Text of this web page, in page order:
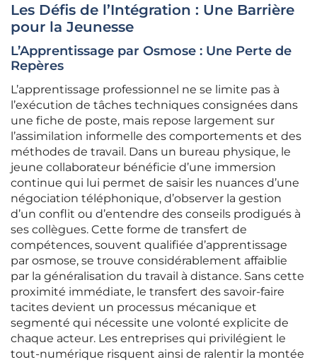
Les Défis de l’Intégration : Une Barrière
pour la Jeunesse
L’Apprentissage par Osmose : Une Perte de
Repères
L’apprentissage professionnel ne se limite pas à
l’exécution de tâches techniques consignées dans
une fiche de poste, mais repose largement sur
l’assimilation informelle des comportements et des
méthodes de travail. Dans un bureau physique, le
jeune collaborateur bénéficie d’une immersion
continue qui lui permet de saisir les nuances d’une
négociation téléphonique, d’observer la gestion
d’un conflit ou d’entendre des conseils prodigués à
ses collègues. Cette forme de transfert de
compétences, souvent qualifiée d’apprentissage
par osmose, se trouve considérablement affaiblie
par la généralisation du travail à distance. Sans cette
proximité immédiate, le transfert des savoir-faire
tacites devient un processus mécanique et
segmenté qui nécessite une volonté explicite de
chaque acteur. Les entreprises qui privilégient le
tout-numérique risquent ainsi de ralentir la montée